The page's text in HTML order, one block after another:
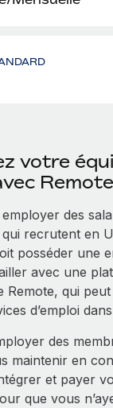
votre
Remote
des
recrutent en
posséder une
avec une
Remote, qui
d’emploi
des
maintenir en
et payer
que vous